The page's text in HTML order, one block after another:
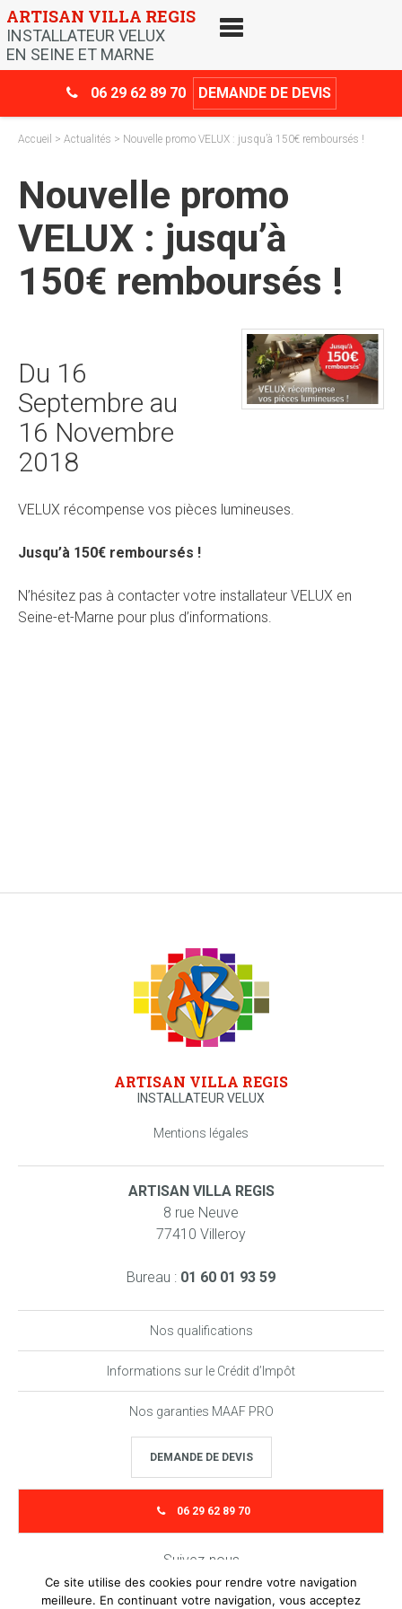
Skip
to
content
ARTISAN VILLA REGIS
INSTALLATEUR VELUX
EN SEINE ET MARNE
06 29 62 89 70 DEMANDE DE DEVIS
Accueil > Actualités > Nouvelle promo VELUX : jusqu’à 150€ remboursés !
Nouvelle promo
VELUX : jusqu’à
150€ remboursés !
Du 16
Septembre au
16 Novembre
2018
VELUX récompense vos pièces lumineuses.
Jusqu’à 150€ remboursés !
N’hésitez pas à contacter votre installateur VELUX en
Seine-et-Marne pour plus d’informations.
ARTISAN VILLA REGIS
INSTALLATEUR VELUX
Mentions légales
ARTISAN VILLA REGIS
8 rue Neuve
77410 Villeroy
Bureau : 01 60 01 93 59
Nos qualifications
Informations sur le Crédit d’Impôt
Nos garanties MAAF PRO
DEMANDE DE DEVIS
06 29 62 89 70
Suivez-nous
Ce site utilise des cookies pour rendre votre navigation
meilleure. En continuant votre navigation, vous acceptez